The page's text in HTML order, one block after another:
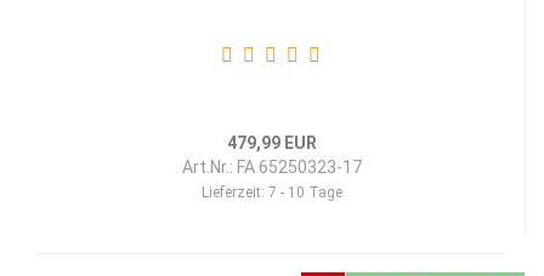
479,99 EUR
Art.Nr.: FA 65250323-17
Lieferzeit: 7 - 10 Tage